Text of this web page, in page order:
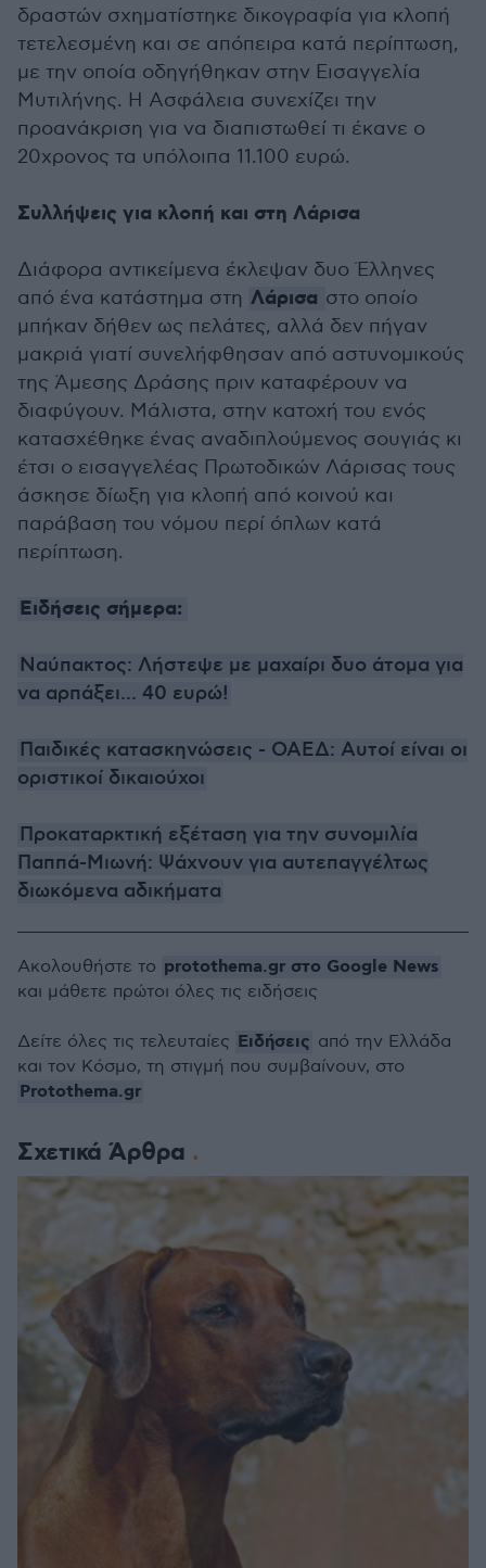
δραστών σχηματίστηκε δικογραφία για κλοπή
τετελεσμένη και σε απόπειρα κατά περίπτωση,
με την οποία οδηγήθηκαν στην Εισαγγελία
Μυτιλήνης. Η Ασφάλεια συνεχίζει την
προανάκριση για να διαπιστωθεί τι έκανε ο
20χρονος τα υπόλοιπα 11.100 ευρώ.
Συλλήψεις για κλοπή και στη Λάρισα
Διάφορα αντικείμενα έκλεψαν δυο Έλληνες
από ένα κατάστημα στη Λάρισα στο οποίο
μπήκαν δήθεν ως πελάτες, αλλά δεν πήγαν
μακριά γιατί συνελήφθησαν από αστυνομικούς
της Άμεσης Δράσης πριν καταφέρουν να
διαφύγουν. Μάλιστα, στην κατοχή του ενός
κατασχέθηκε ένας αναδιπλούμενος σουγιάς κι
έτσι ο εισαγγελέας Πρωτοδικών Λάρισας τους
άσκησε δίωξη για κλοπή από κοινού και
παράβαση του νόμου περί όπλων κατά
περίπτωση.
Ειδήσεις σήμερα:
Ναύπακτος: Λήστεψε με μαχαίρι δυο άτομα για
να αρπάξει... 40 ευρώ!
Παιδικές κατασκηνώσεις - ΟΑΕΔ: Αυτοί είναι οι
οριστικοί δικαιούχοι
Προκαταρκτική εξέταση για την συνομιλία
Παππά-Μιωνή: Ψάχνουν για αυτεπαγγέλτως
διωκόμενα αδικήματα
Σχετικά Άρθρα
Ακολουθήστε το protothema.gr στο Google News
και μάθετε πρώτοι όλες τις ειδήσεις
Δείτε όλες τις τελευταίες Ειδήσεις από την Ελλάδα
και τον Κόσμο, τη στιγμή που συμβαίνουν, στο
Protothema.gr